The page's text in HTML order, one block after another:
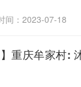
兴创新案例，得
例。经组织专家
间：2023-07-18
重庆牟家村: